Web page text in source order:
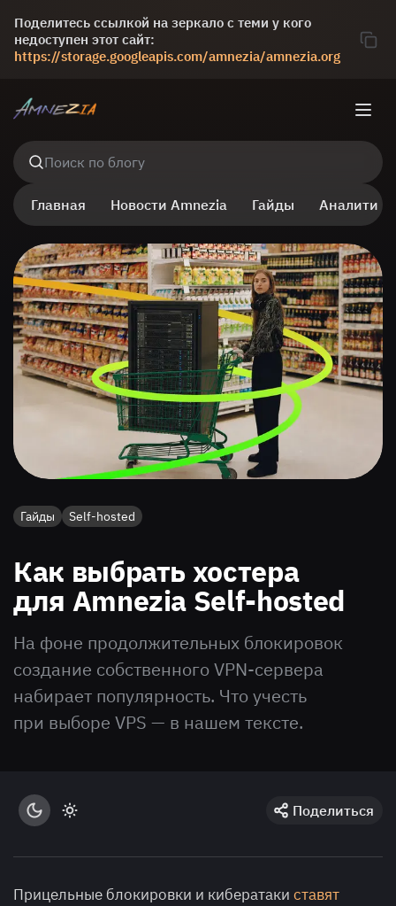
Поделитесь ссылкой на зеркало с теми у кого
недоступен этот сайт:
https://storage.googleapis.com/amnezia/amnezia.org
Поиск по блогу
Главная Новости Amnezia Гайды Аналитика
Гайды Self-hosted
Как выбрать хостера
для Amnezia Self-hosted
На фоне продолжительных блокировок
создание собственного VPN-сервера
набирает популярность. Что учесть
при выборе VPS — в нашем тексте.
Поделиться
Прицельные блокировки и кибератаки ставят